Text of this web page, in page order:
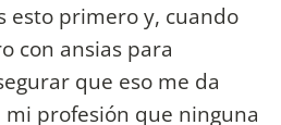
esto primero y, cuando
con ansias para
que eso me da
mi profesión que ninguna